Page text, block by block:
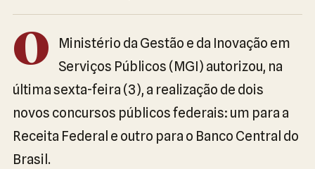
O
Ministério da Gestão e da Inovação em
Serviços Públicos (MGI) autorizou, na
última sexta-feira (3), a realização de dois
novos concursos públicos federais: um para a
Receita Federal e outro para o Banco Central do
Brasil.